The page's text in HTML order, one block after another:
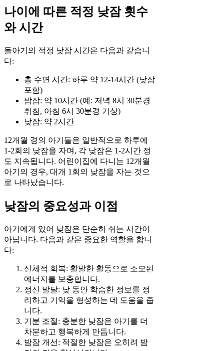
나이에 따른 적정 낮잠 횟수
와 시간
돌아기의 적정 낮잠 시간은 다음과 같습니
다:
총 수면 시간: 하루 약 12-14시간 (낮잠
포함)
밤잠: 약 10시간 (예: 저녁 8시 30분경
취침, 아침 6시 30분경 기상)
낮잠: 약 2시간
12개월 경의 아기들은 일반적으로 하루에
1-2회의 낮잠을 자며, 각 낮잠은 1-2시간 정
도 지속됩니다. 어린이집에 다니는 12개월
아기의 경우, 대개 1회의 낮잠을 자는 것으
로 나타났습니다.
낮잠의 중요성과 이점
아기에게 있어 낮잠은 단순히 쉬는 시간이
아닙니다. 다음과 같은 중요한 역할을 합니
다:
신체적 회복: 활발한 활동으로 소모된
에너지를 보충합니다.
정신 발달: 낮 동안 학습한 정보를 정
리하고 기억을 형성하는 데 도움을 줍
니다.
기분 조절: 충분한 낮잠은 아기를 더
차분하고 행복하게 만듭니다.
밤잠 개선: 적절한 낮잠은 오히려 밤